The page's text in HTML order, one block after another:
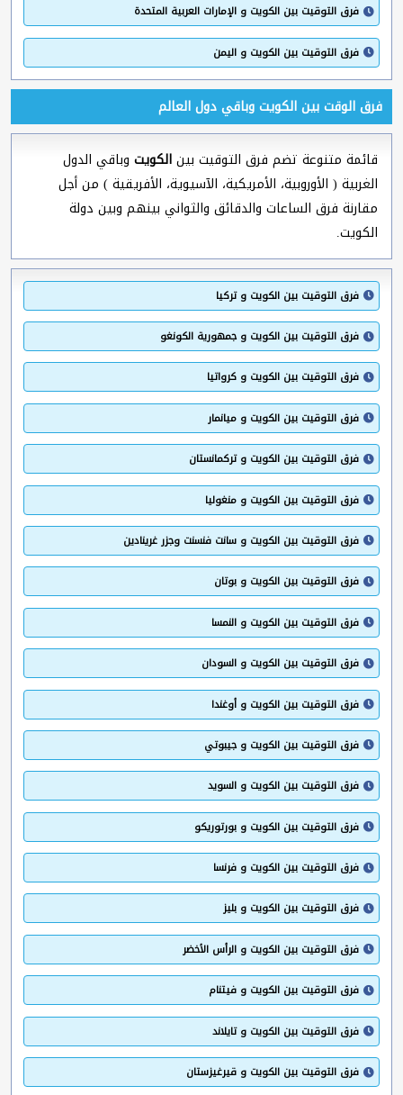
فرق التوقيت بين الكويت و الإمارات العربية المتحدة
فرق التوقيت بين الكويت و اليمن
فرق الوقت بين الكويت وباقي دول العالم
قائمة متنوعة تضم فرق التوقيت بينالكويت وباقي الدول
الغربية ( الأوروبية، الأمريكية، الآسيوية، الأفريقية ) من أجل
مقارنة فرق الساعات والدقائق والثواني بينهم وبين دولة
الكويت.
فرق التوقيت بين الكويت و تركيا
فرق التوقيت بين الكويت و جمهورية الكونغو
فرق التوقيت بين الكويت و كرواتيا
فرق التوقيت بين الكويت و ميانمار
فرق التوقيت بين الكويت و تركمانستان
فرق التوقيت بين الكويت و منغوليا
فرق التوقيت بين الكويت و سانت فنسنت وجزر غرينادين
فرق التوقيت بين الكويت و بوتان
فرق التوقيت بين الكويت و النمسا
فرق التوقيت بين الكويت و السودان
فرق التوقيت بين الكويت و أوغندا
فرق التوقيت بين الكويت و جيبوتي
فرق التوقيت بين الكويت و السويد
فرق التوقيت بين الكويت و بورتوريكو
فرق التوقيت بين الكويت و فرنسا
فرق التوقيت بين الكويت و بليز
فرق التوقيت بين الكويت و الرأس الأخضر
فرق التوقيت بين الكويت و فيتنام
فرق التوقيت بين الكويت و تايلاند
فرق التوقيت بين الكويت و قيرغيزستان